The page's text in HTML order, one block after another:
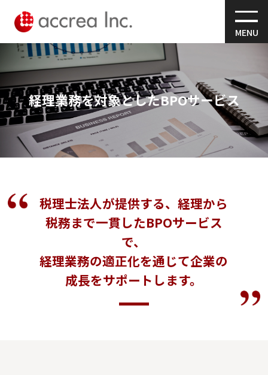
MENU
経理業務を対象としたBPOサービス
税理士法人が提供する、経理から
税務まで一貫したBPOサービス
で、
経理業務の適正化を通じて企業の
成長をサポートします。